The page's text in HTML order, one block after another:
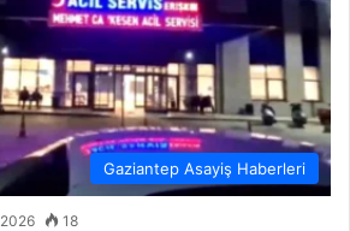
Gaziantep Asayiş Haberleri
18